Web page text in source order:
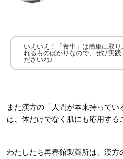
いえいえ！
「養生」は簡単に取り
れるものばかりなので、ぜひ実践
ださいね♪
また漢方の「人間が本来持ってい
は、体だけでなく肌にも応用する
わたしたち再春館製薬所は、漢方